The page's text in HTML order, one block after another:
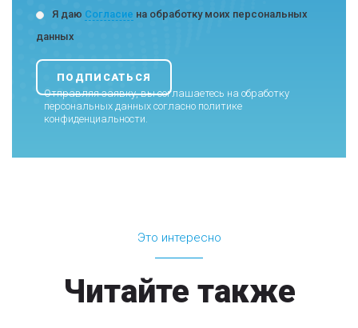
Я даю Согласие на обработку моих персональных
данных
Отправляя заявку, вы соглашаетесь на обработку
персональных данных согласно политике
конфиденциальности.
Это интересно
Читайте также